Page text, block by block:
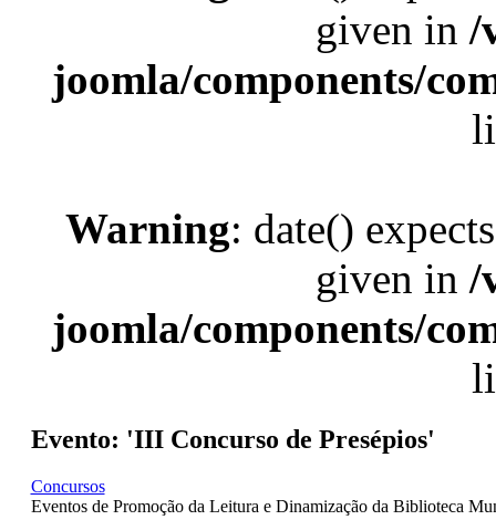
given in /
joomla/components/
Warning: date()
given in /
joomla/components/
Evento: 'III Concurso de Presépios'
Concursos
Eventos de Promoção da Leitura e Dinamização da Biblioteca